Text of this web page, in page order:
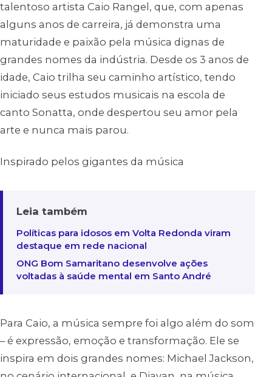
talentoso artista Caio Rangel, que, com apenas
alguns anos de carreira, já demonstra uma
maturidade e paixão pela música dignas de
grandes nomes da indústria. Desde os 3 anos de
idade, Caio trilha seu caminho artístico, tendo
iniciado seus estudos musicais na escola de
canto Sonatta, onde despertou seu amor pela
arte e nunca mais parou.
Inspirado pelos gigantes da música
Leia também
Políticas para idosos em Volta Redonda viram
destaque em rede nacional
ONG Bom Samaritano desenvolve ações
voltadas à saúde mental em Santo André
Para Caio, a música sempre foi algo além do som
– é expressão, emoção e transformação. Ele se
inspira em dois grandes nomes: Michael Jackson,